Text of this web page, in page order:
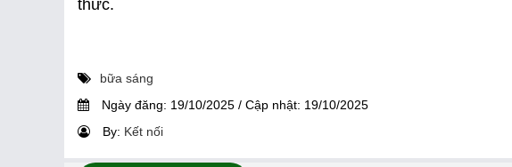
thức.
bữa sáng
Ngày đăng: 19/10/2025 / Cập nhật: 19/10/2025
By: Kết nối